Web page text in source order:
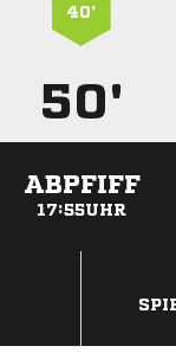
40’
50'
ABPFIFF
17:55UHR